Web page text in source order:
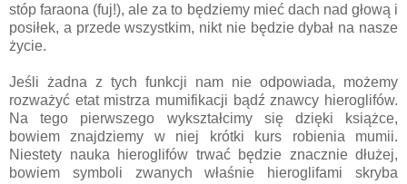
stóp faraona (fuj!), ale za to będziemy mieć dach nad głową i
posiłek, a przede wszystkim, nikt nie będzie dybał na nasze
życie.
Jeśli żadna z tych funkcji nam nie odpowiada, możemy
rozważyć etat mistrza mumifikacji bądź znawcy hieroglifów.
Na tego pierwszego wykształcimy się dzięki książce,
bowiem znajdziemy w niej krótki kurs robienia mumii.
Niestety nauka hieroglifów trwać będzie znacznie dłużej,
bowiem symboli zwanych właśnie hieroglifami skryba